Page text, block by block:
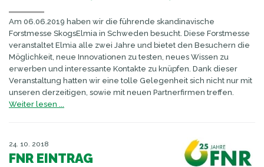
Am 06.06.2019 haben wir die führende skandinavische
Forstmesse SkogsElmia in Schweden besucht. Diese Forstmesse
veranstaltet Elmia alle zwei Jahre und bietet den Besuchern die
Möglichkeit, neue Innovationen zu testen, neues Wissen zu
erwerben und interessante Kontakte zu knüpfen. Dank dieser
Veranstaltung hatten wir eine tolle Gelegenheit sich nicht nur mit
unseren derzeitigen, sowie mit neuen Partnerfirmen treffen.
Weiter lesen ...
24. 10. 2018
FNR EINTRAG